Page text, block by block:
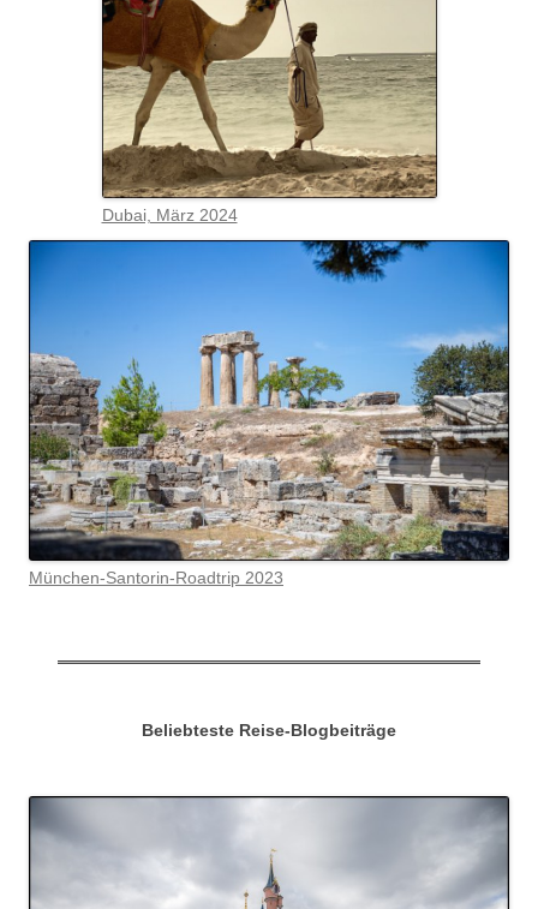
Dubai, März 2024
München-Santorin-Roadtrip 2023
Beliebteste Reise-Blogbeiträge